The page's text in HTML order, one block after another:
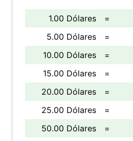
1.00 Dólares =
5.00 Dólares
=
10.00 Dólares
=
15.00 Dólares
=
20.00 Dólares
=
25.00 Dólares
=
50.00 Dólares
=